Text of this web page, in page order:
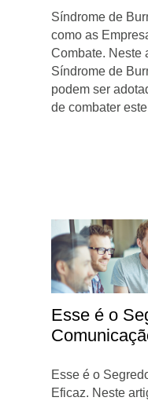
Síndrome de
como as
Combate. Neste
Síndrome de
podem ser
de combater
Esse é o
Esse é o
Eficaz. Neste